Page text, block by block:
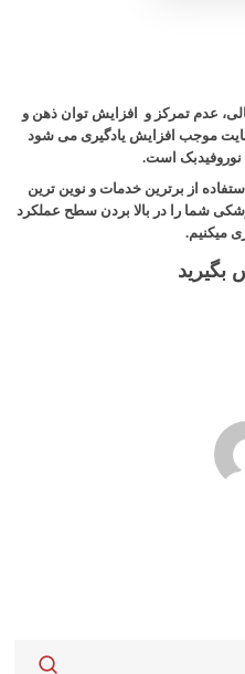
عدم تمرکز و افزایش توان ذهن و
موجب افزایش یادگیری می شود
نوروفیدبک است.
از برترین خدمات و نوین ترین
شما را در بالا بردن سطح عملکرد
میکنیم.
بگیرید